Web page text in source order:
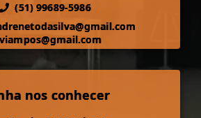
(51) 99689-5986
nos conhecer